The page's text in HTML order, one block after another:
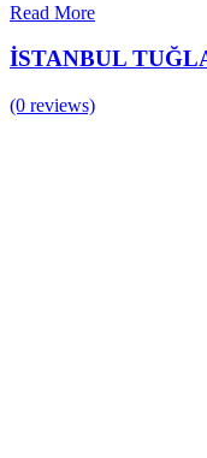
Read More
İSTANBUL
(0 reviews)